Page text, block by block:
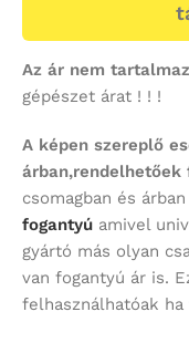
Az ár nem tartalmaz
gépészet árat ! ! !
A képen szereplő
csomagban és
fogantyú amivel
gyártó más olyan
van fogantyú ár is.
felhasználhatóak